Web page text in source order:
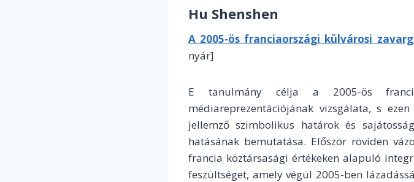
Hu Shenshen
A 2005-ös franciaországi külvárosi
nyár]
E tanulmány célja a 2005-ös
médiareprezentációjának vizsgálata, s
jellemző szimbolikus határok és
hatásának bemutatása. Először röviden
francia köztársasági értékeken alapuló
feszültséget, amely végül 2005-ben